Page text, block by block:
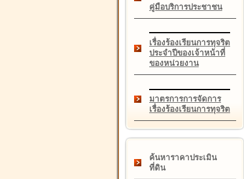
คู่มือบริการประชาชน
เรื่องร้องเรียนการทุจริต
ประจำปีของเจ้าหน้าที่
ของหน่วยงาน
มาตรการการจัดการ
เรื่องร้องเรียนการทุจริต
ค้นหาราคาประเมิน
ที่ดิน